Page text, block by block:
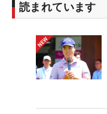
読まれています